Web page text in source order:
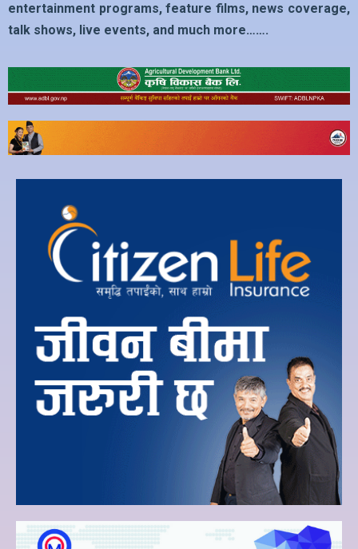
entertainment programs, feature films, news coverage,
talk shows, live events, and much more…….